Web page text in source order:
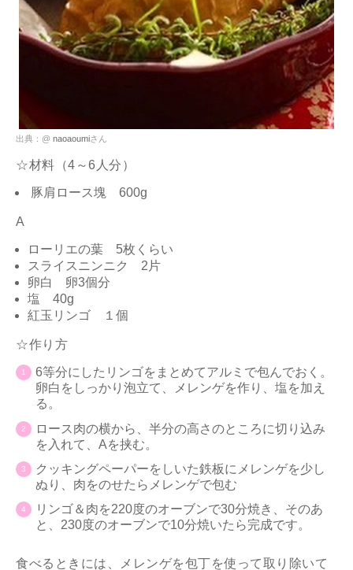
出典：@ naoaoumiさん
☆材料（4～6人分）
豚肩ロース塊 600g
A
ローリエの葉 5枚くらい
スライスニンニク 2片
卵白 卵3個分
塩 40g
紅玉リンゴ １個
☆作り方
6等分にしたリンゴをまとめてアルミで包んでおく。
卵白をしっかり泡立て、メレンゲを作り、塩を加え
る。
ロース肉の横から、半分の高さのところに切り込み
を入れて、Aを挟む。
クッキングペーパーをしいた鉄板にメレンゲを少し
ぬり、肉をのせたらメレンゲで包む
リンゴ＆肉を220度のオーブンで30分焼き、そのあ
と、230度のオーブンで10分焼いたら完成です。
食べるときには、メレンゲを包丁を使って取り除いて